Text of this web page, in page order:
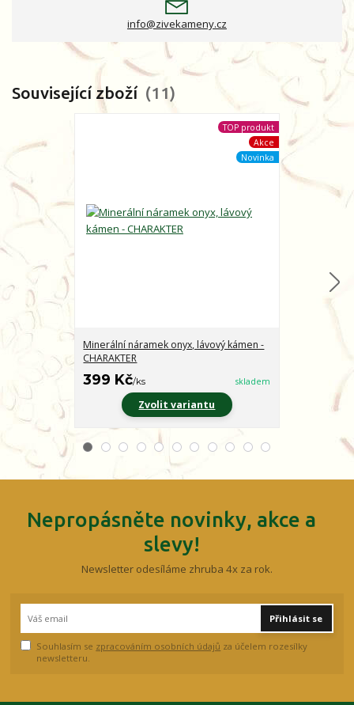
info@zivekameny.cz
Související zboží 11
TOP produkt
Akce
Novinka
Minerální náramek onyx, lávový kámen -
CHARAKTER
399 Kč/ks skladem
Zvolit variantu
Nepropásněte novinky, akce a
slevy!
Newsletter odesíláme zhruba 4x za rok.
Přihlásit se
Souhlasím se zpracováním osobních údajů za účelem rozesílky
newsletteru.